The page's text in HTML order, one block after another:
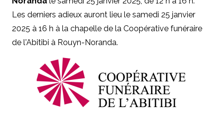
Les derniers adieux auront lieu le samedi 25 janvier
2025 à 16 h à la chapelle de la Coopérative funéraire
de l'Abitibi à Rouyn-Noranda.